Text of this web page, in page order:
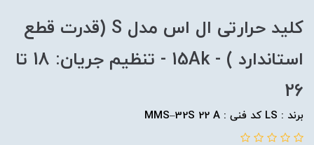
کلید حرارتی ال اس مدل S (قدرت قطع
استاندارد ) - 15Ak - تنظیم جریان: 18 تا
26
برند : LS کد فنی : MMS–32S 22 A